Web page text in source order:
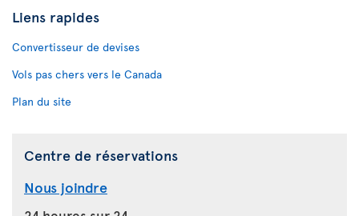
Liens rapides
Convertisseur de devises
Vols pas chers vers le Canada
Plan du site
Centre de réservations
Nous joindre